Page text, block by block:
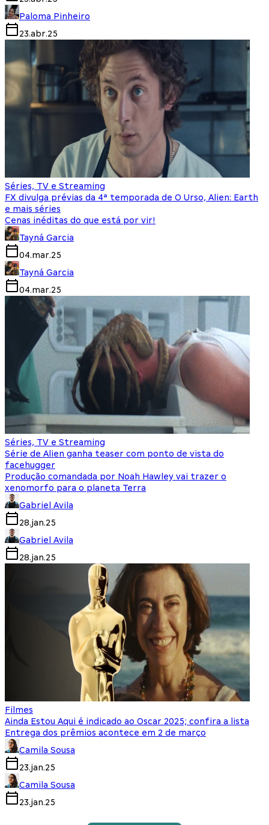
Paloma Pinheiro
23.abr.25
Séries, TV e Streaming
FX divulga prévias da 4ª temporada de O Urso, Alien: Earth
e mais séries
Cenas inéditas do que está por vir!
Tayná Garcia
04.mar.25
Tayná Garcia
04.mar.25
Séries, TV e Streaming
Série de Alien ganha teaser com ponto de vista do
facehugger
Produção comandada por Noah Hawley vai trazer o
xenomorfo para o planeta Terra
Gabriel Avila
28.jan.25
Gabriel Avila
28.jan.25
Filmes
Ainda Estou Aqui é indicado ao Oscar 2025; confira a lista
Entrega dos prêmios acontece em 2 de março
Camila Sousa
23.jan.25
Camila Sousa
23.jan.25